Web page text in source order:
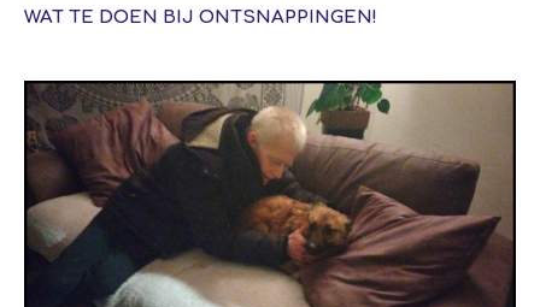
WAT TE DOEN BIJ ONTSNAPPINGEN!